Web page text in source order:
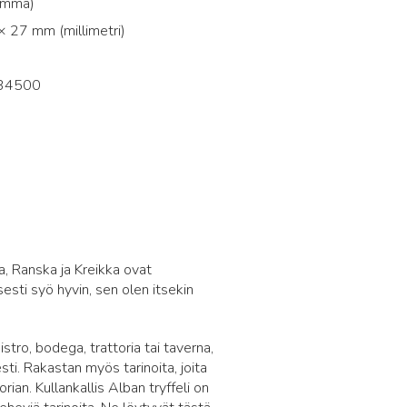
27 mm (millimetri)
Ranska ja Kreikka ovat
syö hyvin, sen olen itsekin
bodega, trattoria tai taverna,
Rakastan myös tarinoita, joita
Kullankallis Alban tryffeli on